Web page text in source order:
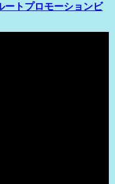
ートプロモーションビ